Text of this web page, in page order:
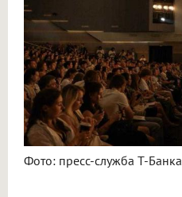
Фото: пресс-служба Т-Банка